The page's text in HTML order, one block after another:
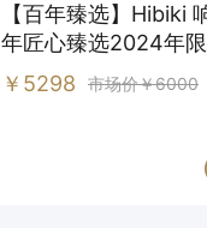
【百年臻选】Hibiki
年匠心臻选2024年限
调配型日本威士忌
￥5298 市场价￥6000